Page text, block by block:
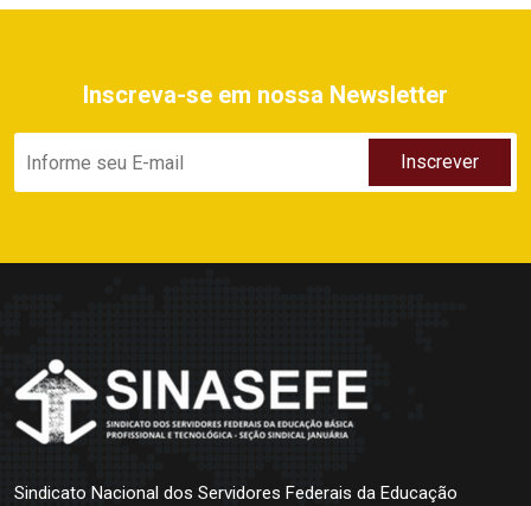
Inscreva-se em nossa Newsletter
Sindicato Nacional dos Servidores Federais da Educação